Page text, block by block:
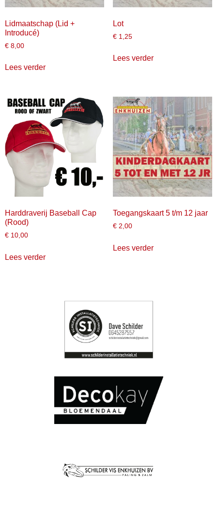
Lidmaatschap (Lid +
Introducé)
€ 8,00
Lees verder
Lot
€1,25
Lees verder
Harddraverij Baseball Cap
(Rood)
€ 10,00
Lees verder
Toegangskaart 5 t/m 12 jaar
€2,00
Lees verder